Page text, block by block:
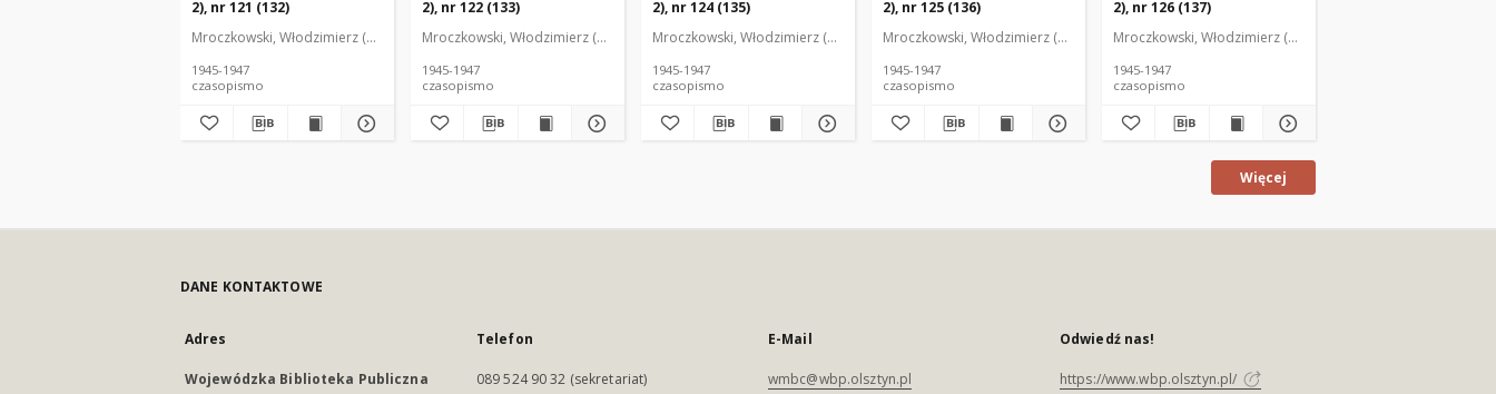
2), nr 121 (132)
Mroczkowski, Włodzimierz (1902-1971). Redaktor
1945-1947
czasopismo
2), nr 122 (133)
Mroczkowski, Włodzimierz (1902-1971). Redaktor
1945-1947
czasopismo
2), nr 124 (135)
Mroczkowski, Włodzimierz (1902-1971). Redaktor
1945-1947
czasopismo
2), nr 125 (136)
Mroczkowski, Włodzimierz (1902-1971). Redaktor
1945-1947
czasopismo
2), nr 126 (137)
Mroczkowski, Włodzimierz (1902-1971). Redaktor
1945-1947
czasopismo
Więcej
DANE KONTAKTOWE
Adres
Wojewódzka Biblioteka Publiczna
Telefon
089 524 90 32 (sekretariat)
E-Mail
wmbc@wbp.olsztyn.pl
Odwiedź nas!
https://www.wbp.olsztyn.pl/